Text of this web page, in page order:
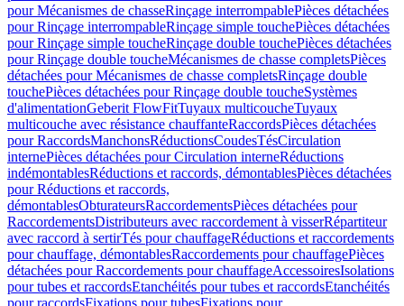
pour Mécanismes de chasseRinçage interrompablePièces détachées
pour Rinçage interrompableRinçage simple touchePièces détachées
pour Rinçage simple toucheRinçage double touchePièces détachées
pour Rinçage double toucheMécanismes de chasse completsPièces
détachées pour Mécanismes de chasse completsRinçage double
touchePièces détachées pour Rinçage double toucheSystèmes
d'alimentationGeberit FlowFitTuyaux multicoucheTuyaux
multicouche avec résistance chauffanteRaccordsPièces détachées
pour RaccordsManchonsRéductionsCoudesTésCirculation
internePièces détachées pour Circulation interneRéductions
indémontablesRéductions et raccords, démontablesPièces détachées
pour Réductions et raccords,
démontablesObturateursRaccordementsPièces détachées pour
RaccordementsDistributeurs avec raccordement à visserRépartiteur
avec raccord à sertirTés pour chauffageRéductions et raccordements
pour chauffage, démontablesRaccordements pour chauffagePièces
détachées pour Raccordements pour chauffageAccessoiresIsolations
pour tubes et raccordsEtanchéités pour tubes et raccordsEtanchéités
pour raccordsFixations pour tubesFixations pour